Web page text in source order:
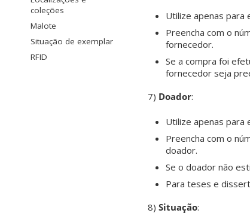
coleções
Malote
Situação de exemplar
RFID
Utilize apenas para
Preencha com o
fornecedor.
Se a compra foi
fornecedor seja
7) Doador:
Utilize apenas para
Preencha com o
doador.
Se o doador não
Para teses e
8) Situação: